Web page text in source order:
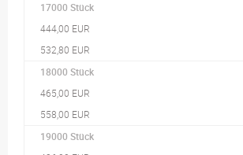
17000 Stück
444,00 EUR
532,80 EUR
18000 Stück
465,00 EUR
558,00 EUR
19000 Stück